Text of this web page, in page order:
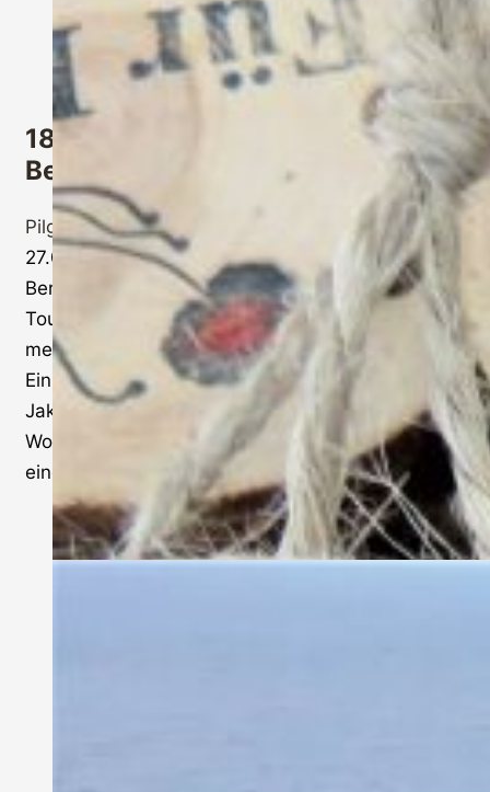
180 Minuten Pilgern im
Bergischen Land
Pilgertouren,Workshop
27.09.2026 13 -16 Uhr 180 Minuten Pilgern – im
Bergischen Land in Nordrhein-Westfalen ist die
Tour zum reflektieren und entspannen. Erfahre
mehr über Dich und sei so wie Du sein möchtest.
Ein leichter Einstieg auf Deinem persönlichen
Jakobsweg. Du nutzt einige Stunden am
Wochenende, um die Möglichkeiten & Chancen
einer Pilgerreise für Dich auszuloten….